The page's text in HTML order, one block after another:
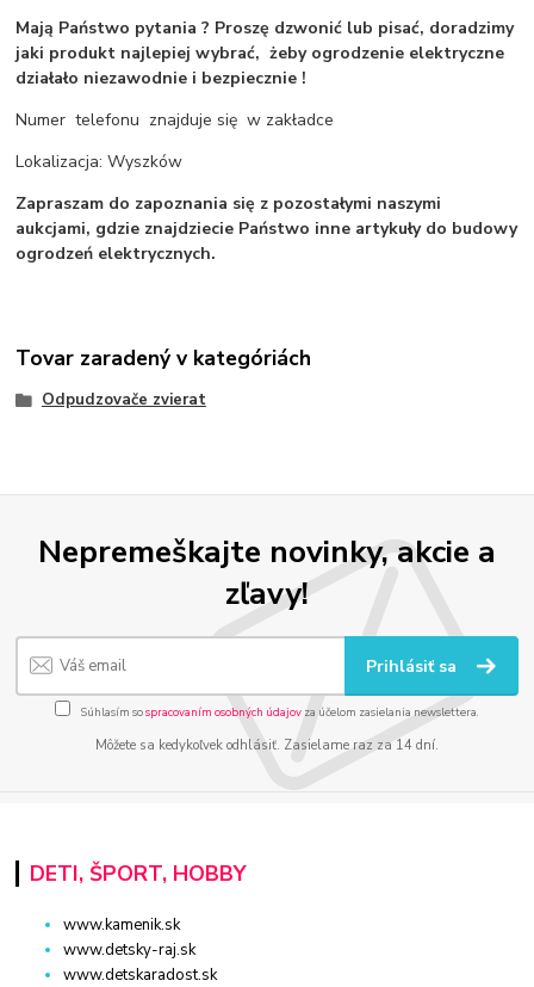
Mają Państwo pytania ? Proszę dzwonić lub pisać, doradzimy
jaki produkt najlepiej wybrać, żeby ogrodzenie elektryczne
działało niezawodnie i bezpiecznie !
Numer telefonu znajduje się w zakładce
Lokalizacja: Wyszków
Zapraszam do zapoznania się z pozostałymi naszymi
aukcjami, gdzie znajdziecie Państwo inne artykuły do budowy
ogrodzeń elektrycznych.
Tovar zaradený v kategóriách
Odpudzovače zvierat
Nepremeškajte novinky, akcie a
zľavy!
Prihlásiť sa
Súhlasím sospracovaním osobných údajov za účelom zasielania newslettera.
Môžete sa kedykoľvek odhlásiť. Zasielame raz za 14 dní.
DETI, ŠPORT, HOBBY
www.kamenik.sk
www.detsky-raj.sk
www.detskaradost.sk